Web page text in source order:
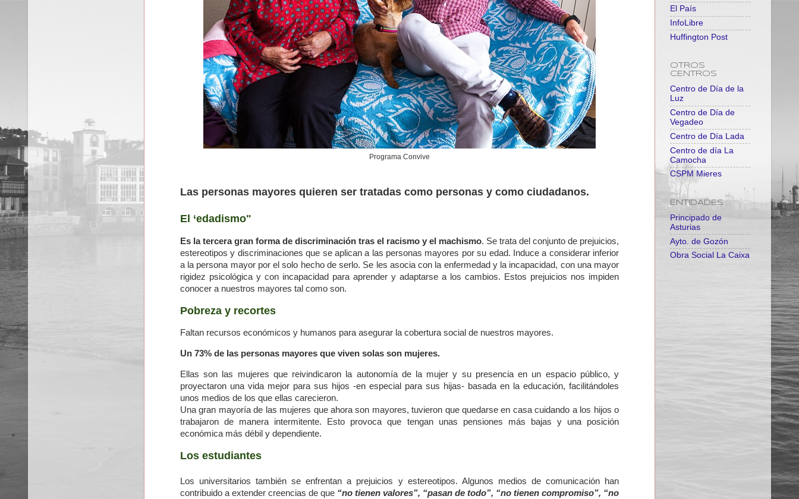
Programa Convive
Las personas mayores quieren ser tratadas como personas y como ciudadanos.
El ‘edadismo"
Es la tercera gran forma de discriminación tras el racismo y el machismo. Se trata del conjunto de prejuicios,
estereotipos y discriminaciones que se aplican a las personas mayores por su edad. Induce a considerar inferior
a la persona mayor por el solo hecho de serlo. Se les asocia con la enfermedad y la incapacidad, con una mayor
rigidez psicológica y con incapacidad para aprender y adaptarse a los cambios. Estos prejuicios nos impiden
conocer a nuestros mayores tal como son.
Pobreza y recortes
Faltan recursos económicos y humanos para asegurar la cobertura social de nuestros mayores.
Un 73% de las personas mayores que viven solas son mujeres.
Ellas son las mujeres que reivindicaron la autonomía de la mujer y su presencia en un espacio público, y
proyectaron una vida mejor para sus hijos -en especial para sus hijas- basada en la educación, facilitándoles
unos medios de los que ellas carecieron.
Una gran mayoría de las mujeres que ahora son mayores, tuvieron que quedarse en casa cuidando a los hijos o
trabajaron de manera intermitente. Esto provoca que tengan unas pensiones más bajas y una posición
económica más débil y dependiente.
Los estudiantes
Los universitarios también se enfrentan a prejuicios y estereotipos. Algunos medios de comunicación han
contribuido a extender creencias de que “no tienen valores”, “pasan de todo”, “no tienen compromiso”, “no
El País
InfoLibre
Huffington Post
OTROS
CENTROS
Centro de Día de la
Luz
Centro de Día de
Vegadeo
Centro de Día Lada
Centro de día La
Camocha
CSPM Mieres
ENTIDADES
Principado de
Asturias
Ayto. de Gozón
Obra Social La Caixa